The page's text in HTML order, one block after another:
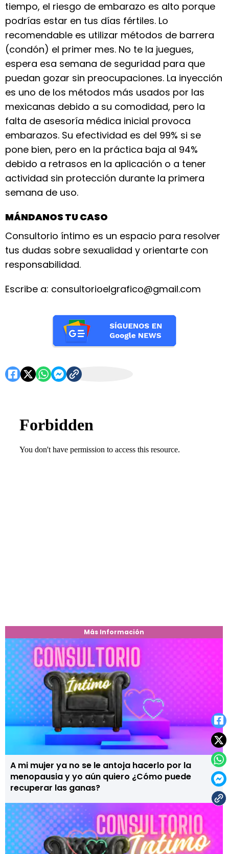
Más Información
A mi mujer ya no se le antoja hacerlo por la
menopausia y yo aún quiero ¿Cómo puede
recuperar las ganas?
tiempo, el riesgo de embarazo es alto porque
podrías estar en tus días fértiles. Lo
recomendable es utilizar métodos de barrera
(condón) el primer mes. No te la juegues,
espera esa semana de seguridad para que
puedan gozar sin preocupaciones. La inyección
es uno de los métodos más usados por las
mexicanas debido a su comodidad, pero la
falta de asesoría médica inicial provoca
embarazos. Su efectividad es del 99% si se
pone bien, pero en la práctica baja al 94%
debido a retrasos en la aplicación o a tener
actividad sin protección durante la primera
semana de uso.
MÁNDANOS TU CASO
Consultorio íntimo es un espacio para resolver
tus dudas sobre sexualidad y orientarte con
responsabilidad.
Escribe a: consultorioelgrafico@gmail.com